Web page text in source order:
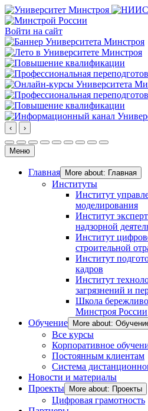
Войти на сайт
‹ ›
Меню
Главная More about: Главная
Институты
Институт
моделирования
Институт
надзорной
Институт
строительной
Институт
кадров
Институт
загрязнений и
Школа
Минстроя России
Обучение
More about:
Все курсы
Корпоративное
Постоянным клиентам
Система
Новости и материалы
Проекты
More about: Проекты
Цифровая грамотность